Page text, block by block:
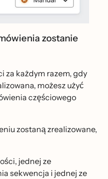
zostanie
za każdym razem, gdy
możesz użyć
częściowego
zostaną zrealizowane,
jednej ze
sekwencja i jednej ze